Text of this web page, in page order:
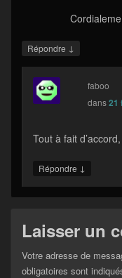
Répondre ↓
faboo
dans21
Tout à fait
Répondre ↓
Laisser un
Votre adresse de
obligatoires sont